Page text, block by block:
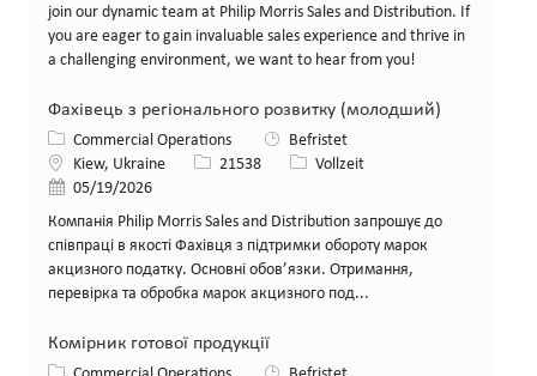
join our dynamic team at Philip Morris Sales and Distribution. If
you are eager to gain invaluable sales experience and thrive in
a challenging environment, we want to hear from you!
Фахівець з регіонального розвитку (молодший)
Kategorie
Commercial Operations
Befristet
Standort
Kiew, Ukraine Stellen-ID
21538 Art der Stelle
Vollzeit
Veröffentlicht am
05/19/2026
Компанія Philip Morris Sales and Distribution запрошує до
співпраці в якості Фахівця з підтримки обороту марок
акцизного податку. Основні обов’язки. Отримання,
перевірка та обробка марок акцизного под...
Комірник готової продукції